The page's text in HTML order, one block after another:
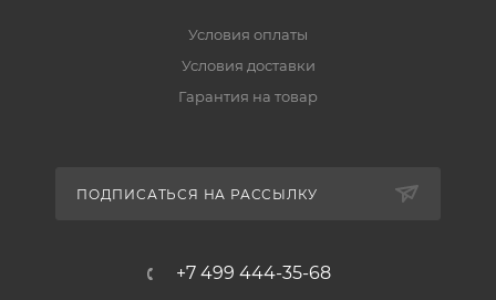
Условия оплаты
Условия доставки
Гарантия на товар
ПОДПИСАТЬСЯ НА РАССЫЛКУ
+7 499 444-35-68